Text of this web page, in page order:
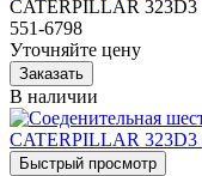
CATERPILLAR 323D3
551-6798
Уточняйте цену
В наличии